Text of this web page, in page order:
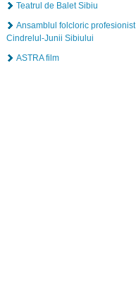
Teatrul de Balet Sibiu
Ansamblul folcloric profesionist
Cindrelul-Junii Sibiului
ASTRA film